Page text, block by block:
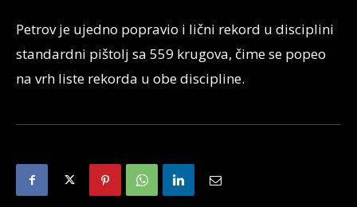
Petrov je ujedno popravio i lični rekord u disciplini
standardni pištolj sa 559 krugova, čime se popeo
na vrh liste rekorda u obe discipline.